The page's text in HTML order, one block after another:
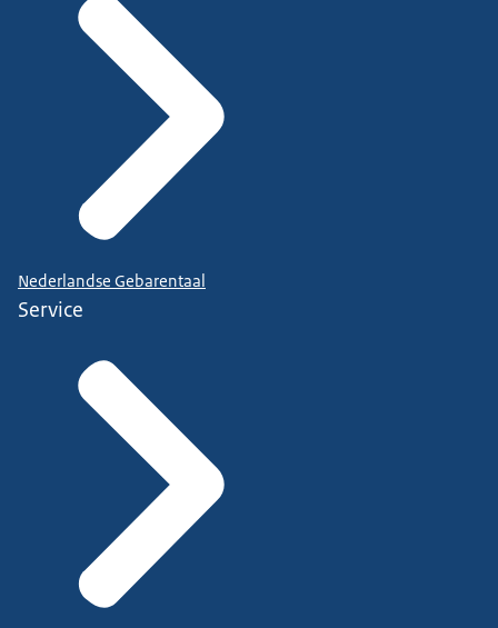
Nederlandse Gebarentaal
Service